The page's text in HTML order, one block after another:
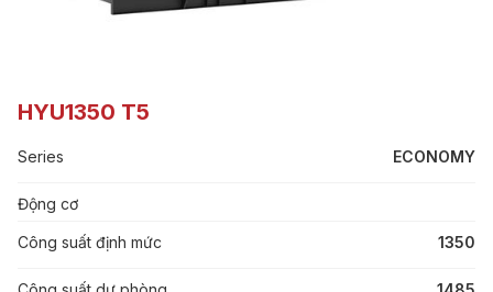
HYU1350 T5
Series ECONOMY
Động cơ
Công suất định mức 1350